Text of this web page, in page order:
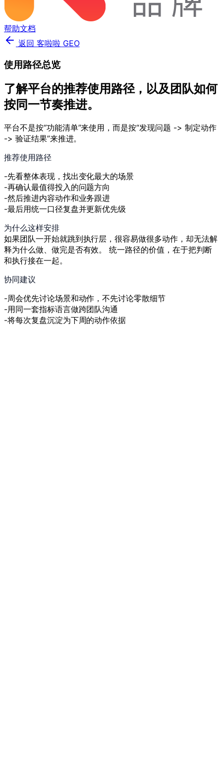
帮助文档
返回 客啦啦 GEO
使用路径总览
了解平台的推荐使用路径，以及团队如何
按同一节奏推进。
平台不是按“功能清单”来使用，而是按“发现问题 -> 制定动作
-> 验证结果”来推进。
推荐使用路径
先看整体表现，找出变化最大的场景
再确认最值得投入的问题方向
然后推进内容动作和业务跟进
最后用统一口径复盘并更新优先级
为什么这样安排
如果团队一开始就跳到执行层，很容易做很多动作，却无法解
释为什么做、做完是否有效。 统一路径的价值，在于把判断
和执行接在一起。
协同建议
周会优先讨论场景和动作，不先讨论零散细节
用同一套指标语言做跨团队沟通
将每次复盘沉淀为下周的动作依据